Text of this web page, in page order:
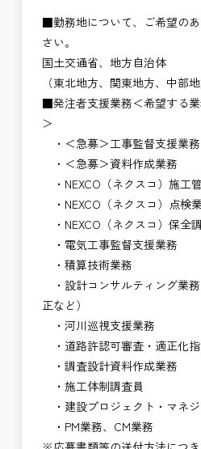
■勤務地について、ご希望の
さい。
国土交通省、地方自治体
（東北地方、関東地方、中部
■発注者支援業務＜希望する業
＞
・＜急募＞工事監督支援業務
・＜急募＞資料作成業務
・NEXCO（ネクスコ）施工
・NEXCO（ネクスコ）点検
・NEXCO（ネクスコ）保全
・電気工事監督支援業務
・積算技術業務
・設計コンサルティング業
正など）
・河川巡視支援業務
・道路許認可審査・適正化
・調査設計資料作成業務
・施工体制調査員
・建設プロジェクト・マネ
・PM業務、CM業務